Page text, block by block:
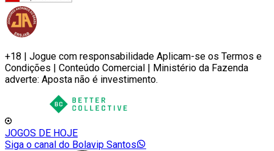
+18 | Jogue com responsabilidade Aplicam-se os Termos e
Condições | Conteúdo Comercial | Ministério da Fazenda
adverte: Aposta não é investimento.
JOGOS DE HOJE
Siga o canal do Bolavip Santos